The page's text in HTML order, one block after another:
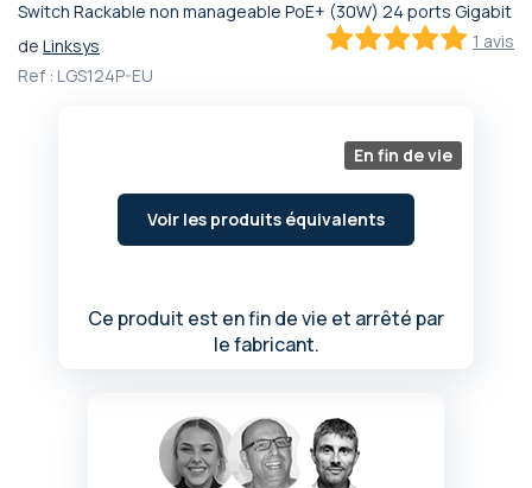
Switch Rackable non manageable PoE+ (30W) 24 ports Gigabit
1 avis
de Linksys
Ref : LGS124P-EU
En fin de vie
Voir les produits équivalents
Ce produit est en fin de vie et arrêté par
le fabricant.
Passer
au
début